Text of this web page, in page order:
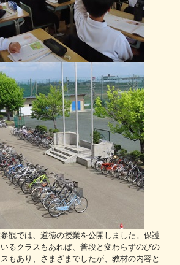
観では、道徳の授業を公開しました。保護
るクラスもあれば、普段と変わらずのびの
もあり、さまざまでしたが、教材の内容と